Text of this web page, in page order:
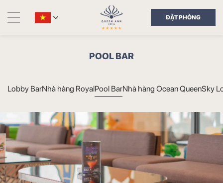
ĐẶT PHÒNG
POOL BAR
Lobby BarNhà hàng RoyalPool BarNhà hàng Ocean QueenSky